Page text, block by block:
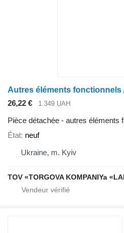
26,22 € 1.349 UAH
Pièce détachée - autres éléments
État neuf
Ukraine, m. Kyiv
TOV «TORGOVA KOMPANIYa